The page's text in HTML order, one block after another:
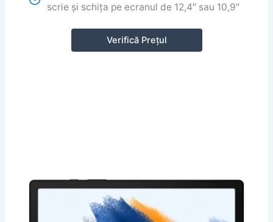
scrie și schița pe ecranul de 12,4″ sau 10,9″
Verifică Prețul